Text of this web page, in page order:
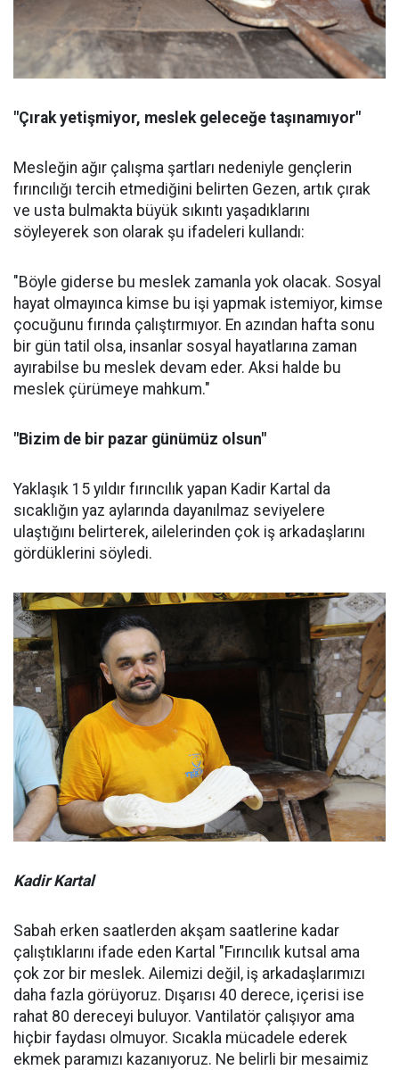
"Çırak yetişmiyor, meslek geleceğe taşınamıyor"
Mesleğin ağır çalışma şartları nedeniyle gençlerin
fırıncılığı tercih etmediğini belirten Gezen, artık çırak
ve usta bulmakta büyük sıkıntı yaşadıklarını
söyleyerek son olarak şu ifadeleri kullandı:
"Böyle giderse bu meslek zamanla yok olacak. Sosyal
hayat olmayınca kimse bu işi yapmak istemiyor, kimse
çocuğunu fırında çalıştırmıyor. En azından hafta sonu
bir gün tatil olsa, insanlar sosyal hayatlarına zaman
ayırabilse bu meslek devam eder. Aksi halde bu
meslek çürümeye mahkum."
"Bizim de bir pazar günümüz olsun"
Yaklaşık 15 yıldır fırıncılık yapan Kadir Kartal da
sıcaklığın yaz aylarında dayanılmaz seviyelere
ulaştığını belirterek, ailelerinden çok iş arkadaşlarını
gördüklerini söyledi.
Kadir Kartal
Sabah erken saatlerden akşam saatlerine kadar
çalıştıklarını ifade eden Kartal "Fırıncılık kutsal ama
çok zor bir meslek. Ailemizi değil, iş arkadaşlarımızı
daha fazla görüyoruz. Dışarısı 40 derece, içerisi ise
rahat 80 dereceyi buluyor. Vantilatör çalışıyor ama
hiçbir faydası olmuyor. Sıcakla mücadele ederek
ekmek paramızı kazanıyoruz. Ne belirli bir mesaimiz